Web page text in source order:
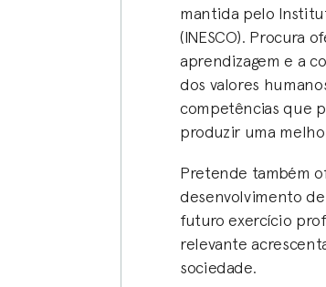
mantida pelo
(INESCO). Procura
aprendizagem e a
dos valores
competências que
produzir uma
Pretende também
desenvolvimento
futuro exercício
relevante
sociedade.